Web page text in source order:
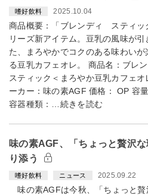
嗜好飲料 2025.10.04
商品概要：「ブレンディ スティッ
リーズ新アイテム。豆乳の風味が引
た、まろやかでコクのある味わいが
る豆乳カフェオレ。 商品名：ブレ
スティック＜まろやか豆乳カフェオ
ーカー：味の素AGF 価格： OP 容
容器種類：…続きを読む
味の素AGF、「ちょっと贅沢
り添う
嗜好飲料 ニュース 2025.09.22
味の素AGFは今秋、「ちょっと贅